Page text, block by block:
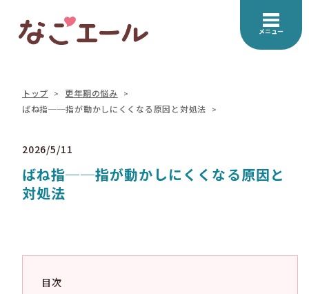
メニュー
トップ
更年期の悩み
ばね指──指が動かしにくくなる原因と対処法
2026/5/11
ばね指──指が動かしにくくなる原因と
対処法
目次